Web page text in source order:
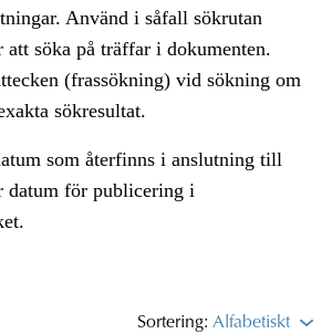
Använd i såfall sökrutan
att söka på träffar i dokumenten.
(frassökning) vid sökning om
sökresultat.
som återfinns i anslutning till
datum för publicering i
Sortering: Alfabetiskt